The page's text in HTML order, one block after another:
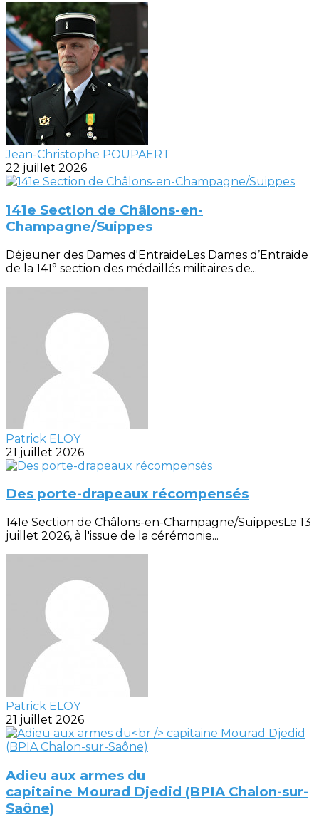
Jean-Christophe POUPAERT
22 juillet 2026
141e Section de Châlons-en-
Champagne/Suippes
Déjeuner des Dames d'EntraideLes Dames d’Entraide
de la 141° section des médaillés militaires de...
Patrick ELOY
21 juillet 2026
Des porte-drapeaux récompensés
141e Section de Châlons-en-Champagne/SuippesLe 13
juillet 2026, à l'issue de la cérémonie...
Patrick ELOY
21 juillet 2026
Adieu aux armes du
capitaine Mourad Djedid (BPIA Chalon-sur-
Saône)